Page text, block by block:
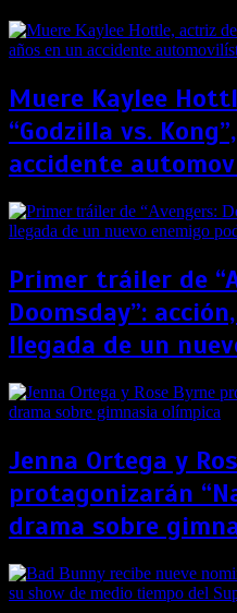
Muere Kaylee
“Godzilla vs.
accidente
Primer tráiler de
Doomsday”:
llegada de un
Jenna Ortega y
protagonizarán
drama sobre